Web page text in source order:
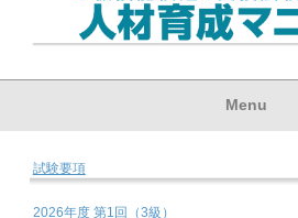
Menu
試験要項
2026年度 第1回（3級）